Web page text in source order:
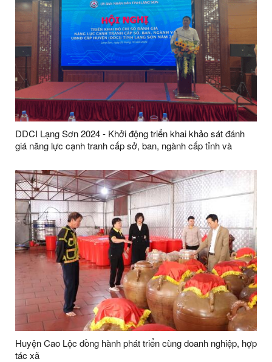
DDCI Lạng Sơn 2024 - Khởi động triển khai khảo sát đánh
giá năng lực cạnh tranh cấp sở, ban, ngành cấp tỉnh và
Huyện Cao Lộc đồng hành phát triển cùng doanh nghiệp, hợp
tác xã